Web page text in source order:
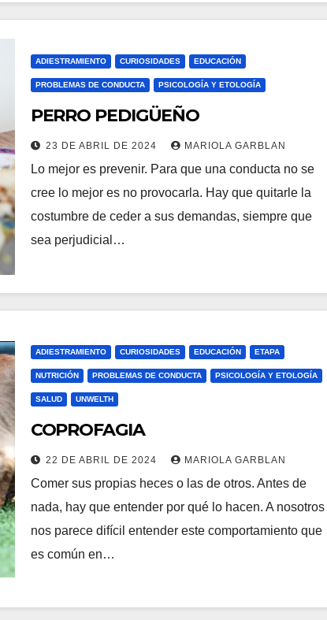
ADIESTRAMIENTO CURIOSIDADES EDUCACIÓN
PROBLEMAS DE CONDUCTA PSICOLOGÍA Y ETOLOGÍA
PERRO PEDIGÜEÑO
23 DE ABRIL DE 2024 MARIOLA GARBLAN
Lo mejor es prevenir. Para que una conducta no se
cree lo mejor es no provocarla. Hay que quitarle la
costumbre de ceder a sus demandas, siempre que
sea perjudicial…
ADIESTRAMIENTO CURIOSIDADES EDUCACIÓN ETAPA
NUTRICIÓN PROBLEMAS DE CONDUCTA PSICOLOGÍA Y ETOLOGÍA
SALUD UNWELTH
COPROFAGIA
22 DE ABRIL DE 2024 MARIOLA GARBLAN
Comer sus propias heces o las de otros. Antes de
nada, hay que entender por qué lo hacen. A nosotros
nos parece difícil entender este comportamiento que
es común en…